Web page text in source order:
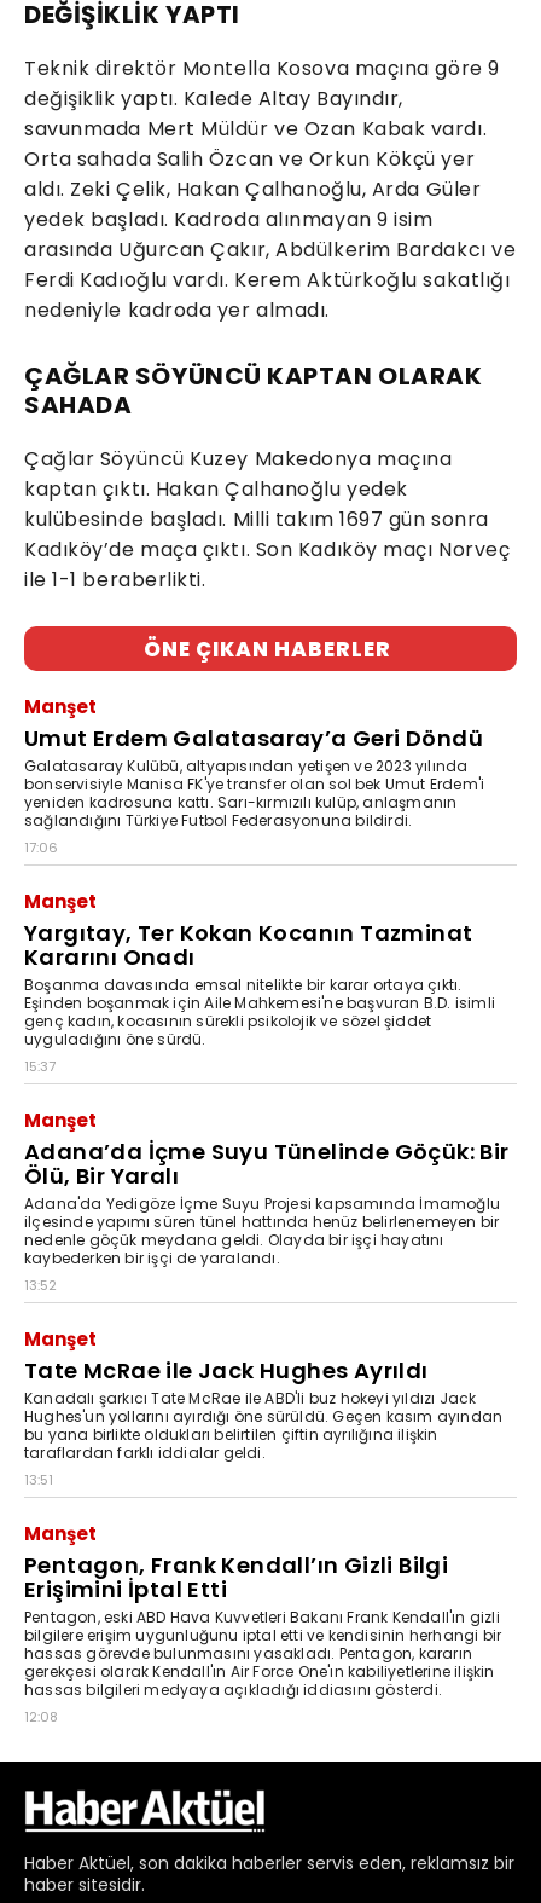
Haber Aktüel, son dakika haberler servis eden, reklamsız bir
haber sitesidir.